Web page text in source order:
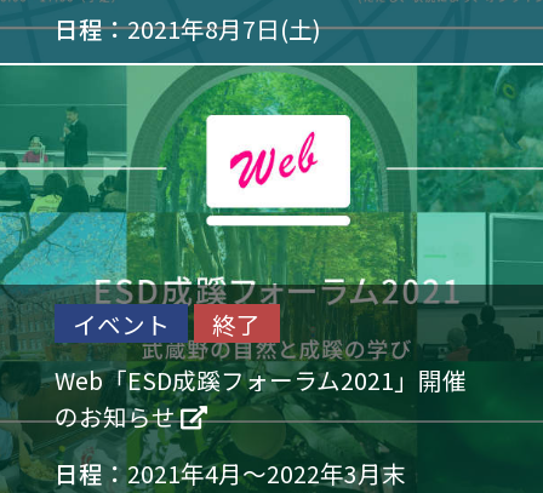
日程：2021年8月7日(土)
イベント
終了
Web「ESD成蹊フォーラム2021」開催
のお知らせ
日程：2021年4月～2022年3月末